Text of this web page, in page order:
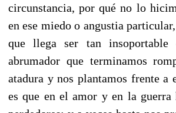
circunstancia, por qué no lo
en ese miedo o angustia
que llega ser tan insoportable
abrumador que terminamos
atadura y nos plantamos frente a
es que en el amor y en la guerra